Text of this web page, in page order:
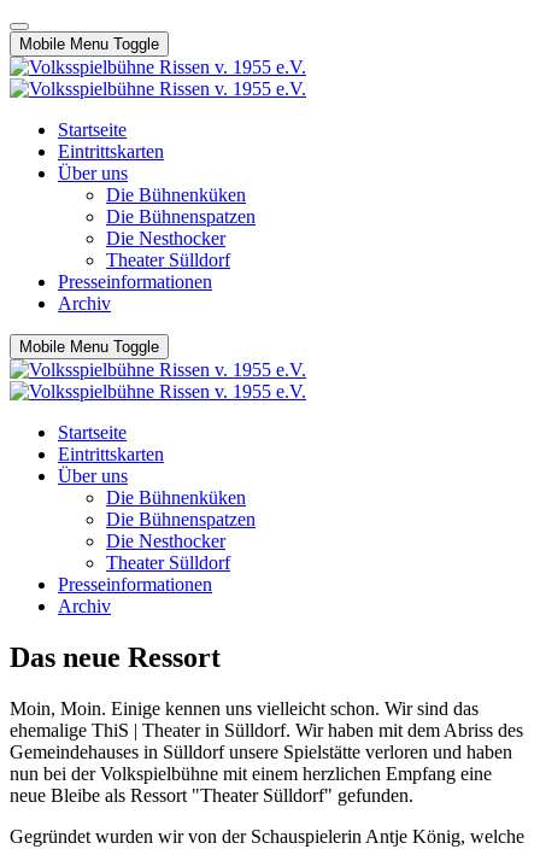
Mobile Menu Toggle
Startseite
Eintrittskarten
Über uns
Die Bühnenküken
Die Bühnenspatzen
Die Nesthocker
Theater Sülldorf
Presseinformationen
Archiv
Mobile Menu Toggle
Startseite
Eintrittskarten
Über uns
Die Bühnenküken
Die Bühnenspatzen
Die Nesthocker
Theater Sülldorf
Presseinformationen
Archiv
Das neue Ressort
Moin, Moin. Einige kennen uns vielleicht schon. Wir sind das
ehemalige ThiS | Theater in Sülldorf. Wir haben mit dem Abriss des
Gemeindehauses in Sülldorf unsere Spielstätte verloren und haben
nun bei der Volkspielbühne mit einem herzlichen Empfang eine
neue Bleibe als Ressort "Theater Sülldorf" gefunden.
Gegründet wurden wir von der Schauspielerin Antje König, welche